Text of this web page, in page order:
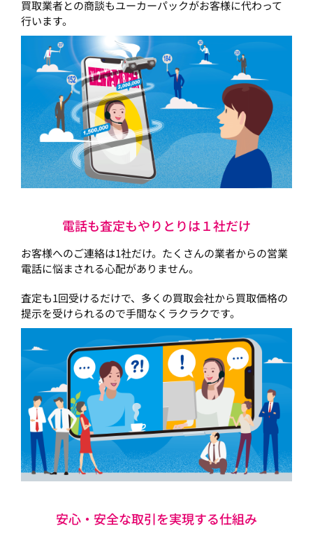
買取業者との商談もユーカーパックがお客様に代わって
行います。
電話も査定もやりとりは１社だけ
お客様へのご連絡は1社だけ。たくさんの業者からの営業
電話に悩まされる心配がありません。
査定も1回受けるだけで、多くの買取会社から買取価格の
提示を受けられるので手間なくラクラクです。
安心・安全な取引を実現する仕組み